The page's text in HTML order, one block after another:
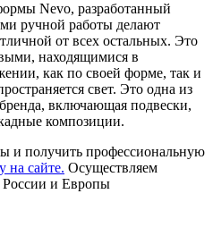
Nevo, разработанный
ручной работы делают
от всех остальных. Это
находящимися в
как по своей форме, так и
свет. Это одна из
включающая подвески,
композиции.
и получить профессиональную
на сайте. Осуществляем
России и Европы